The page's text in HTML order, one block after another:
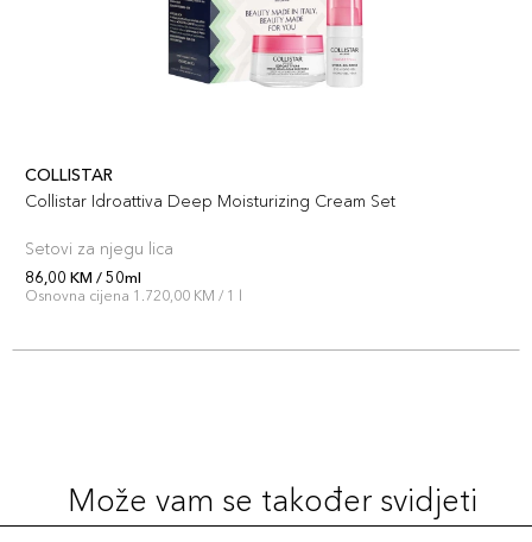
COLLISTAR
Collistar Idroattiva Deep Moisturizing Cream Set
Setovi za njegu lica
86,00 KM / 50ml
Osnovna cijena 1.720,00 KM / 1 l
Može vam se također svidjeti